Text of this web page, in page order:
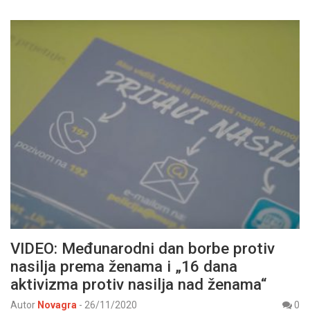
VIDEO: Međunarodni dan borbe protiv
nasilja prema ženama i „16 dana
aktivizma protiv nasilja nad ženama“
Autor Novagra - 26/11/2020
0